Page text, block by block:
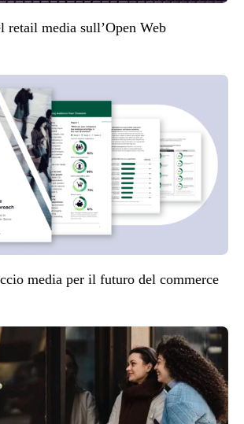
retail media sull’Open Web
media per il futuro del commerce